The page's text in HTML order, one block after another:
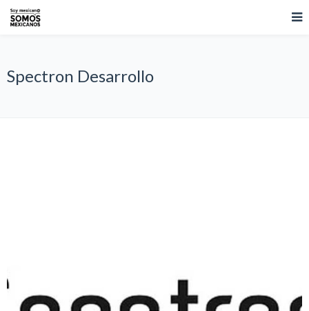
Spectron Desarrollo